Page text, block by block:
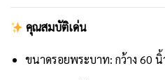
คุณสมบัติเด่น
ขนาดรอยพระบาท: กว้าง 60 นิ้